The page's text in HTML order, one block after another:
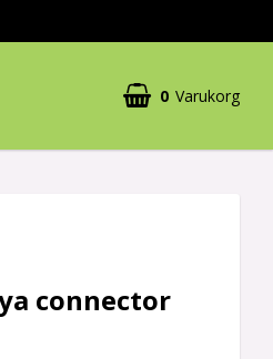
0 Varukorg
Din varukorg är tom
connector